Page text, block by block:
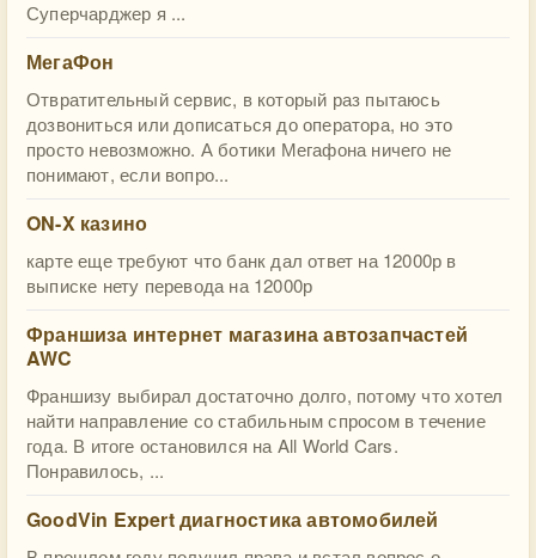
Суперчарджер я ...
МегаФон
Отвратительный сервис, в который раз пытаюсь
дозвониться или дописаться до оператора, но это
просто невозможно. А ботики Мегафона ничего не
понимают, если вопро...
ON-X казино
карте еще требуют что банк дал ответ на 12000р в
выписке нету перевода на 12000р
Франшиза интернет магазина автозапчастей
AWC
Франшизу выбирал достаточно долго, потому что хотел
найти направление со стабильным спросом в течение
года. В итоге остановился на All World Cars.
Понравилось, ...
GoodVin Expert диагностика автомобилей